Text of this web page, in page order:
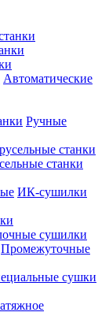
Автоматические
Ручные
станки
ИК-сушилки
сушилки
Промежуточные
сушки